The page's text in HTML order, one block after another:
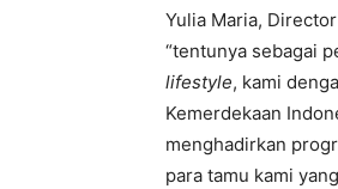
Yulia Maria,
“tentunya sebagai
lifestyle, kami
Kemerdekaan
menghadirkan
para tamu kami